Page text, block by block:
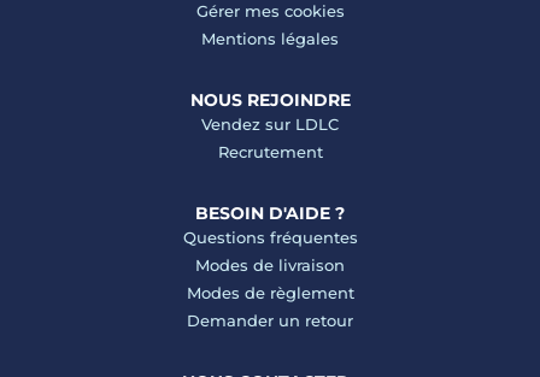
Gérer mes cookies
Mentions légales
NOUS REJOINDRE
Vendez sur LDLC
Recrutement
BESOIN D'AIDE ?
Questions fréquentes
Modes de livraison
Modes de règlement
Demander un retour